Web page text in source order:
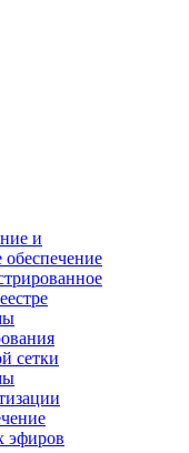
и
сетки
эфиров